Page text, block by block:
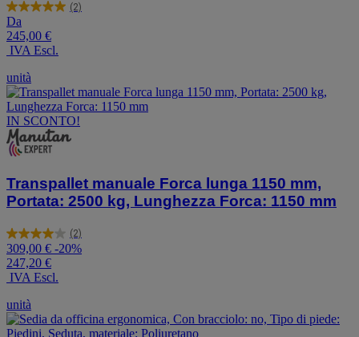
(2)
5.0
su
5
stelle.
recensioni
Da
245,00 €
IVA Escl.
unità
IN SCONTO!
Transpallet manuale Forca lunga 1150 mm,
Portata: 2500 kg, Lunghezza Forca: 1150 mm
(2)
4.0
su
5
stelle.
recensioni
309,00 € -20%
247,20 €
IVA Escl.
unità